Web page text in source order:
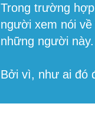
Trong trường
người xem nói
những người này.
Bởi vì, như ai đó